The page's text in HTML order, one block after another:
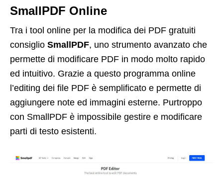
SmallPDF Online
Tra i tool online per la modifica dei PDF gratuiti
consiglio SmallPDF, uno strumento avanzato che
permette di modificare PDF in modo molto rapido
ed intuitivo. Grazie a questo programma online
l’editing dei file PDF è semplificato e permette di
aggiungere note ed immagini esterne. Purtroppo
con SmallPDF è impossibile gestire e modificare
parti di testo esistenti.